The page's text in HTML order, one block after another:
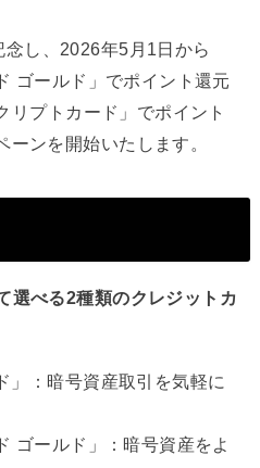
し、2026年5月1日から
ゴールド」でポイント還元
プトカード」でポイント
ンを開始いたします。
選べる2種類のクレジットカ
」：暗号資産取引を気軽に
ゴールド」：暗号資産をよ